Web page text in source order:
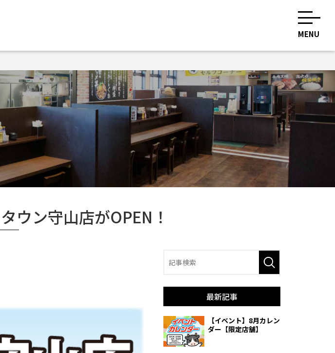
MENU
ウン守山店がOPEN！
最新記事
【イベント】8月カレン
ダー【限定店舗】